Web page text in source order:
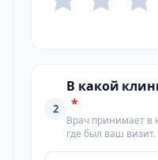
2
В какой
*
Врач принимает в
где был ваш визит.